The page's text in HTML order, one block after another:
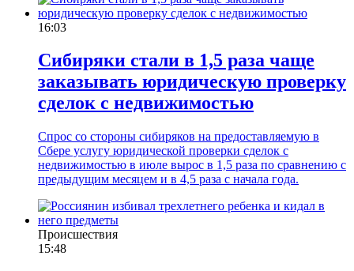
16:03
Сибиряки стали в 1,5 раза чаще
заказывать юридическую проверку
сделок с недвижимостью
Спрос со стороны сибиряков на предоставляемую в
Сбере услугу юридической проверки сделок с
недвижимостью в июле вырос в 1,5 раза по сравнению с
предыдущим месяцем и в 4,5 раза с начала года.
Происшествия
15:48